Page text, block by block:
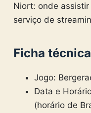
Niort: onde
serviço de
Ficha
Jogo:
Data e
(horário de